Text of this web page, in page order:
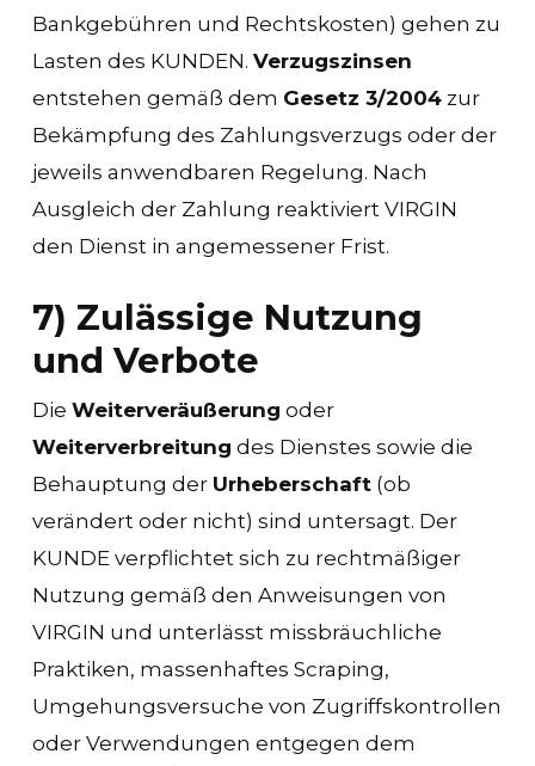
Bankgebühren und Rechtskosten) gehen zu
Lasten des KUNDEN. Verzugszinsen
entstehen gemäß dem Gesetz 3/2004zur
Bekämpfung des Zahlungsverzugs oder der
jeweils anwendbaren Regelung. Nach
Ausgleich der Zahlung reaktiviert VIRGIN
den Dienst in angemessener Frist.
7) Zulässige Nutzung
und Verbote
Die Weiterveräußerung oder
Weiterverbreitung des Dienstes sowie die
Behauptung der Urheberschaft(ob
verändert oder nicht) sind untersagt. Der
KUNDE verpflichtet sich zu rechtmäßiger
Nutzung gemäß den Anweisungen von
VIRGIN und unterlässt missbräuchliche
Praktiken, massenhaftes Scraping,
Umgehungsversuche von Zugriffskontrollen
oder Verwendungen entgegen dem